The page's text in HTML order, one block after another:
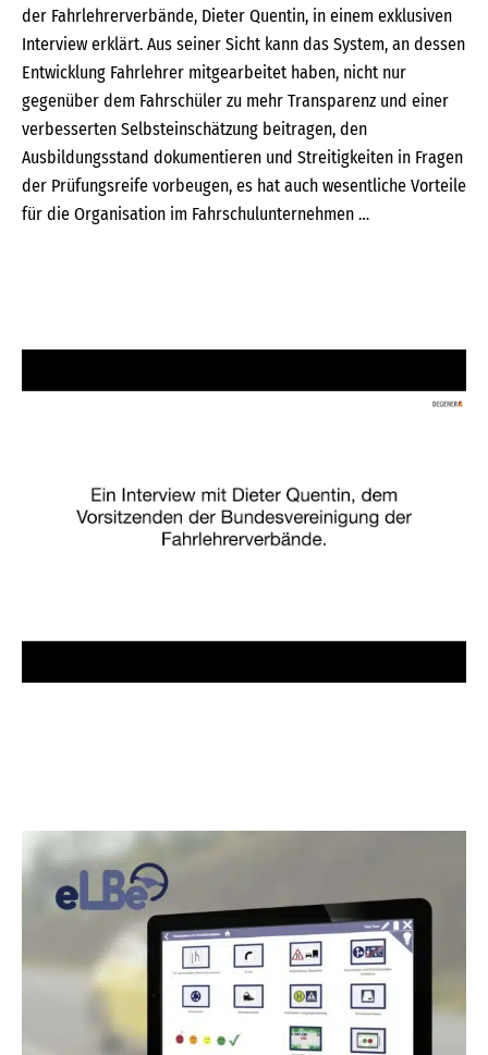
der Fahrlehrerverbände, Dieter Quentin, in einem exklusiven
Interview erklärt. Aus seiner Sicht kann das System, an dessen
Entwicklung Fahrlehrer mitgearbeitet haben, nicht nur
gegenüber dem Fahrschüler zu mehr Transparenz und einer
verbesserten Selbsteinschätzung beitragen, den
Ausbildungsstand dokumentieren und Streitigkeiten in Fragen
der Prüfungsreife vorbeugen, es hat auch wesentliche Vorteile
für die Organisation im Fahrschulunternehmen …